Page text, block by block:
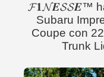
𝓕𝟏𝓝𝑬𝓢𝓢𝑬™ ha
Subaru
Coupe con
Trunk